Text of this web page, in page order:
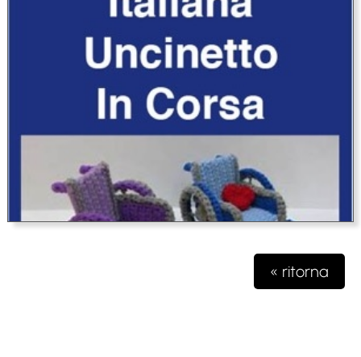
« ritorna